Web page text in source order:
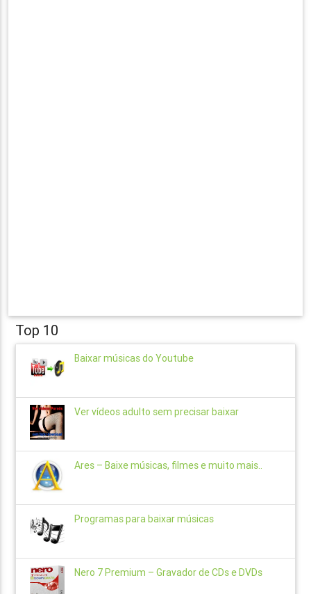
Top 10
Baixar músicas do Youtube
Ver vídeos adulto sem precisar baixar
Ares – Baixe músicas, filmes e muito mais..
Programas para baixar músicas
Nero 7 Premium – Gravador de CDs e DVDs